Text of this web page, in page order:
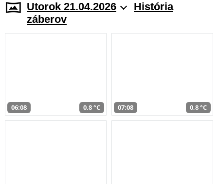
Utorok 21.04.2026
História
záberov
06:08 0,8 °C 07:08 0,8 °C